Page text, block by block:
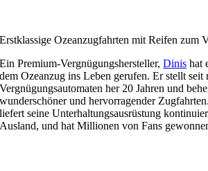
Erstklassige Ozeanzugfahrten mit Reifen zum
Ein Premium-Vergnügungshersteller,Dinis hat
dem Ozeanzug ins Leben gerufen. Er stellt seit
Vergnügungsautomaten her 20 Jahren und
wunderschöner und hervorragender
liefert seine Unterhaltungsausrüstung
Ausland, und hat Millionen von Fans